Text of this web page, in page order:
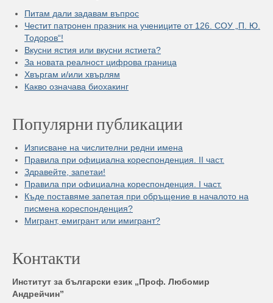
Питам дали задавам въпрос
Честит патронен празник на учениците от 126. СОУ „П. Ю.
Тодоров“!
Вкусни ястия или вкусни ястиета?
За новата реалност цифрова граница
Хвъргам и/или хвърлям
Какво означава биохакинг
Популярни публикации
Изписване на числителни редни имена
Правила при официална кореспонденция. II част.
Здравейте, запетаи!
Правила при официална кореспонденция. I част.
Къде поставяме запетая при обръщение в началото на
писмена кореспонденция?
Мигрант, емигрант или имигрант?
Контакти
Институт за български език „Проф. Любомир
Андрейчин”